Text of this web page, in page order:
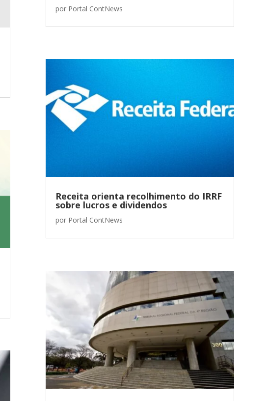
por Portal ContNews
Receita orienta recolhimento do IRRF
sobre lucros e dividendos
por Portal ContNews